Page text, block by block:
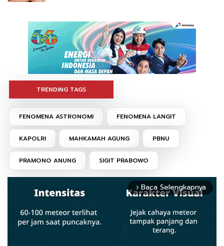
TRENDING TAGS
FENOMENA ASTRONOMI FENOMENA LANGIT
KAPOLRI MAHKAMAH AGUNG PBNU
PRAMONO ANUNG SIGIT PRABOWO
arrow_forward_ios Baca Selengkapnya